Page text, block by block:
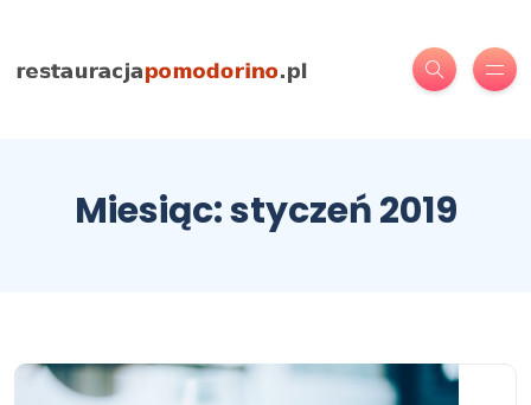
Miesiąc:styczeń 2019